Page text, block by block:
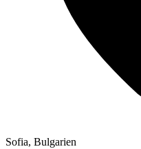
Sofia, Bulgarien